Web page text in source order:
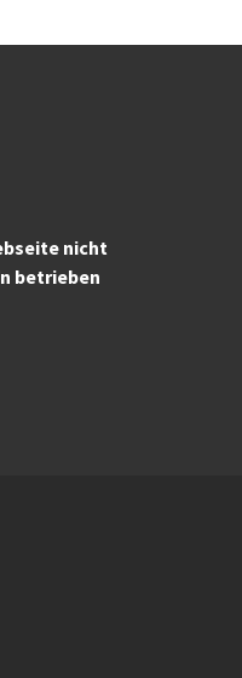
nicht
betrieben